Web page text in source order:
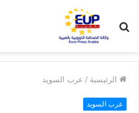
عن
الرئيسية / عرب السويد
عرب السويد